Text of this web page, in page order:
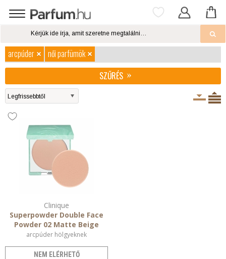
arcpúder
női parfümök
SZŰRÉS
Clinique
Superpowder Double Face
Powder 02 Matte Beige
arcpúder hölgyeknek
NEM ELÉRHETŐ